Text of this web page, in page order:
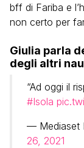
bff di Fariba e
non certo per
Giulia parla
degli altri
“Ad oggi il
#Isola
— Mediaset
26, 2021